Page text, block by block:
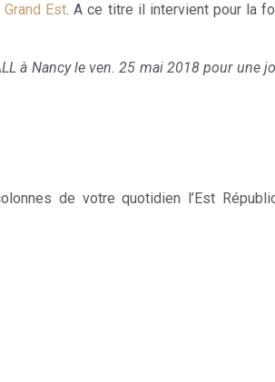
Est. A ce titre il intervient pour la
à Nancy le ven. 25 mai 2018 pour une
de votre quotidien l’Est